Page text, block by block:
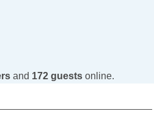
and 172 guestsonline.